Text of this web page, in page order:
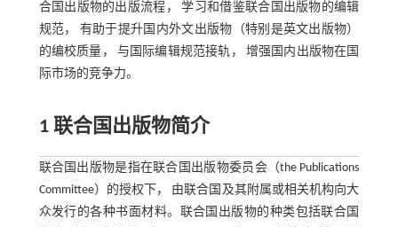
合国出版物的出版流程， 学习和借鉴联合国出版物的编辑
规范， 有助于提升国内外文出版物（特别是英文出版物）
的编校质量， 与国际编辑规范接轨， 增强国内出版物在国
际市场的竞争力。
1 联合国出版物简介
联合国出版物是指在联合国出版物委员会（the Publications
Committee）的授权下， 由联合国及其附属或相关机构向大
众发行的各种书面材料。联合国出版物的种类包括联合国